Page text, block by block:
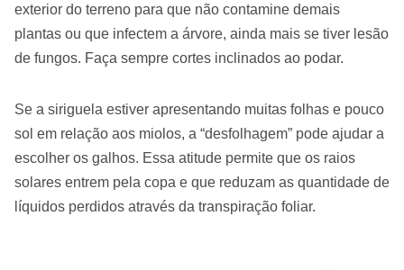
exterior do terreno para que não contamine demais
plantas ou que infectem a árvore, ainda mais se tiver lesão
de fungos. Faça sempre cortes inclinados ao podar.
Se a siriguela estiver apresentando muitas folhas e pouco
sol em relação aos miolos, a “desfolhagem” pode ajudar a
escolher os galhos. Essa atitude permite que os raios
solares entrem pela copa e que reduzam as quantidade de
líquidos perdidos através da transpiração foliar.